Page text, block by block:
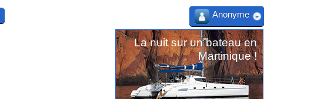
La nuit sur un bateau en
Martinique !
Anonyme